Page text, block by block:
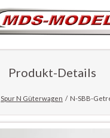
Produkt-Details
Spur N Güterwagen N-SBB-